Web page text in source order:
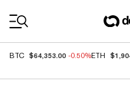
BTC $64,353.00 -0.50%ETH